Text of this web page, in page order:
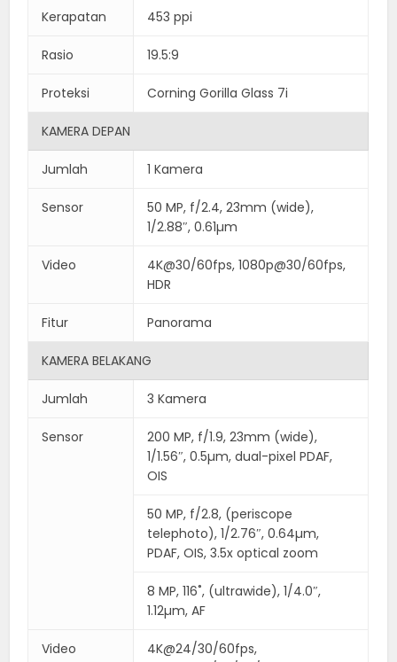
Kerapatan 453 ppi
Rasio 19.5:9
Proteksi Corning Gorilla Glass 7i
KAMERA DEPAN
Jumlah 1 Kamera
Sensor
50 MP, f/2.4, 23mm (wide),
1/2.88″, 0.61µm
Video
4K@30/60fps, 1080p@30/60fps,
HDR
Fitur Panorama
KAMERA BELAKANG
Jumlah 3 Kamera
Sensor
200 MP, f/1.9, 23mm (wide),
1/1.56″, 0.5µm, dual-pixel PDAF,
OIS
50 MP, f/2.8, (periscope
telephoto), 1/2.76″, 0.64µm,
PDAF, OIS, 3.5x optical zoom
8 MP, 116˚, (ultrawide), 1/4.0″,
1.12µm, AF
Video
4K@24/30/60fps,